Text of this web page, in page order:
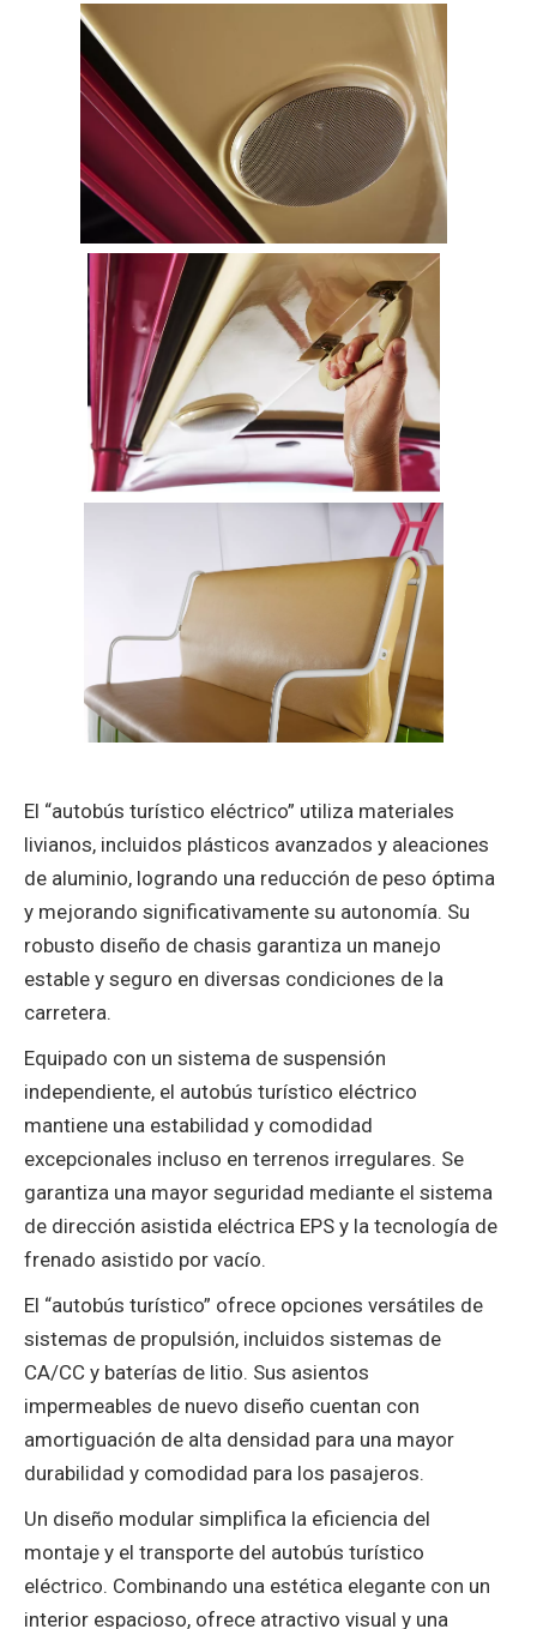
El “autobús turístico eléctrico” utiliza materiales
livianos, incluidos plásticos avanzados y aleaciones
de aluminio, logrando una reducción de peso óptima
y mejorando significativamente su autonomía. Su
robusto diseño de chasis garantiza un manejo
estable y seguro en diversas condiciones de la
carretera.
Equipado con un ‌sistema de suspensión
independiente‌, el ‌autobús turístico eléctrico‌
mantiene una estabilidad y comodidad
excepcionales incluso en terrenos irregulares. Se
garantiza una mayor seguridad mediante el sistema
de dirección asistida eléctrica EPS y la tecnología de
frenado asistido por vacío‌.
El “autobús turístico” ofrece opciones versátiles de
sistemas de propulsión, incluidos sistemas de
CA/CC y baterías de litio. Sus asientos
impermeables de nuevo diseño cuentan con
amortiguación de alta densidad para una mayor
durabilidad y comodidad para los pasajeros.
Un diseño modular simplifica la eficiencia del
montaje y el transporte del ‌autobús turístico
eléctrico‌. Combinando una estética elegante con un
interior espacioso, ofrece atractivo visual y una